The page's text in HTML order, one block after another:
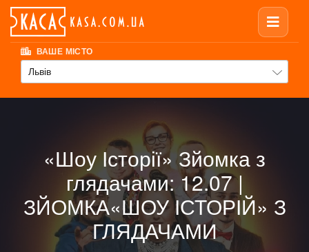
ВАШЕ МІСТО
Львів
«Шоу Історії» Зйомка з
глядачами: 12.07 |
ЗЙОМКА«ШОУ ІСТОРІЙ» З
ГЛЯДАЧАМИ